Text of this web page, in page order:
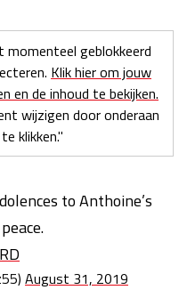
momenteel geblokkeerd
Klik hier om jouw
en de inhoud te bekijken.
wijzigen door onderaan
klikken."
to Anthoine’s
August 31, 2019